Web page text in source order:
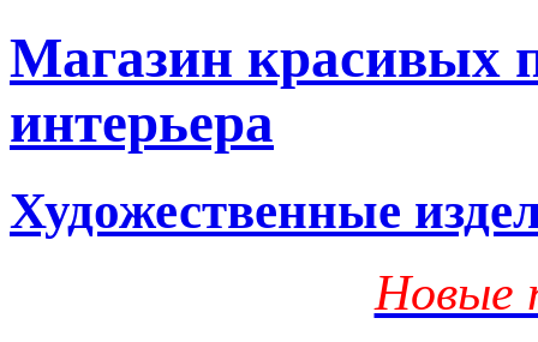
Магазин красивых
интерьера
Художественные
Новые